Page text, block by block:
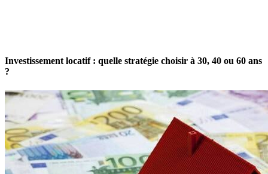
Investissement locatif : quelle stratégie choisir à 30, 40 ou 60 ans
?